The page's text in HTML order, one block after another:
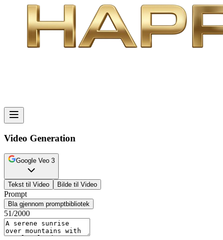
Video Generation
Google Veo 3
Tekst til Video Bilde til Video
Prompt
Bla gjennom promptbibliotek
51/2000